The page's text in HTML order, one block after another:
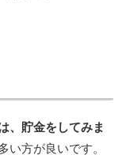
、貯金をしてみま
い方が良いです。